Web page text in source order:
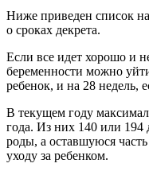
Ниже приведен список
о сроках декрета.
Если все идет хорошо и
беременности можно
ребенок, и на 28 недель,
В текущем году
года. Из них 140 или 194
роды, а оставшуюся
уходу за ребенком.